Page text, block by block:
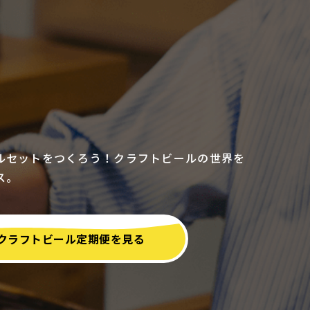
ットをつくろう！クラフトビールの世界を
ラフトビール定期便を見る